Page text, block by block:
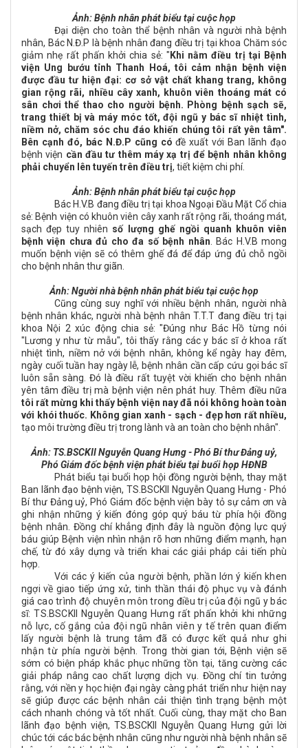
Ảnh:Bệnh nhân phát biểu tại cuộc họp
Đại diện cho toàn thể bệnh nhân và người nhà bệnh
nhân, Bác N.Đ.P là bệnh nhân đang điều trị tại khoa Chăm sóc
giảm nhẹ rất phấn khởi chia sẻ: " Khi nằm điều trị tại Bệnh
viện Ung bướu tỉnh Thanh Hoá, tôi cảm nhận bệnh viện
được đầu tư hiện đại: cơ sở vật chất khang trang, không
gian rộng rãi, nhiều cây xanh, khuôn viên thoáng mát có
sân chơi thể thao cho người bệnh. Phòng bệnh sạch sẽ,
trang thiết bị và máy móc tốt, đội ngũ y bác sĩ nhiệt tình,
niềm nở, chăm sóc chu đáo khiến chúng tôi rất yên tâm".
Bên cạnh đó, bác N.Đ.P cũng cóđề xuất với Ban lãnh đạo
bệnh viện cần đầu tư thêm máy xạ trị để bệnh nhân không
phải chuyển lên tuyến trên điều trị, tiết kiệm chi phí.
Ảnh:Bệnh nhân phát biểu tại cuộc họp
Bác H.V.B đang điều trị tại khoa Ngoại Đầu Mặt Cổ chia
sẻ: Bệnh viện có khuôn viên cây xanh rất rộng rãi, thoáng mát,
sạch đẹp tuy nhiên số lượng ghế ngồi quanh khuôn viên
bệnh viện chưa đủ cho đa số bệnh nhân. Bác H.V.B mong
muốn bệnh viện sẽ có thêm ghế đá để đáp ứng đủ chỗ ngồi
cho bệnh nhân thư giãn.
Ảnh: Người nhà bệnh nhân phát biểu tại cuộc họp
Cũng cùng suy nghĩ với nhiều bệnh nhân, người nhà
bệnh nhân khác, người nhà bệnh nhân T.T.T đang điều trị tại
khoa Nội 2 xúc động chia sẻ: "Đúng như Bác Hồ từng nói
"Lương y như từ mẫu", tôi thấy rằng các y bác sĩ ở khoa rất
nhiệt tình, niềm nở với bệnh nhân, không kể ngày hay đêm,
ngày cuối tuần hay ngày lễ, bệnh nhân cần cấp cứu gọi bác sĩ
luôn sẵn sàng. Đó là điều rất tuyệt vời khiến cho bệnh nhân
yên tâm điều trị mà bệnh viện nên phát huy. Thêm điều nữa
tôi rất mừng khi thấy bệnh viện nay đã nói không hoàn toàn
với khói thuốc. Không gian xanh - sạch - đẹp hơn rất nhiều,
tạo môi trường điều trị trong lành và an toàn cho bệnh nhân".
Ảnh: TS.BSCKII Nguyễn Quang Hưng - Phó Bí thư Đảng uỷ,
Phó Giám đốc bệnh viện phát biểu tại buổi họp HĐNB
Phát biểu tại buổi họp hội đồng người bệnh, thay mặt
Ban lãnh đạo bệnh viện, TS.BSCKII Nguyễn Quang Hưng - Phó
Bí thư Đảng uỷ, Phó Giám đốc bệnh viện bày tỏ sự cảm ơn và
ghi nhận những ý kiến đóng góp quý báu từ phía hội đồng
bệnh nhân. Đồng chí khẳng định đây là nguồn động lực quý
báu giúp Bệnh viện nhìn nhận rõ hơn những điểm mạnh, hạn
chế, từ đó xây dựng và triển khai các giải pháp cải tiến phù
hợp.
Với các ý kiến của người bệnh, phần lớn ý kiến khen
ngợi về giao tiếp ứng xử, tinh thần thái độ phục vụ và đánh
giá cao trình độ chuyên môn trong điều trị của đội ngũ y bác
sĩ: TS.BSCKII Nguyễn Quang Hưng rất phấn khởi khi những
nỗ lực, cố gắng của đội ngũ nhân viên y tế trên quan điểm
lấy người bệnh là trung tâm đã có được kết quả như ghi
nhận từ phía người bệnh.Trong thời gian tới, Bệnh viện sẽ
sớm có biện pháp khắc phục những tồn tại, tăng cường các
giải pháp nâng cao chất lượng dịch vụ. Đồng chí tin tưởng
rằng, với nền y học hiện đại ngày càng phát triển như hiện nay
sẽ giúp được các bệnh nhân cải thiện tình trạng bệnh một
cách nhanh chóng và tốt nhất. Cuối cùng, thay mặt cho Ban
lãnh đạo bệnh viện, TS.BSCKII Nguyễn Quang Hưng gửi lời
chúc tới các bác bệnh nhân cũng như người nhà bệnh nhân sẽ